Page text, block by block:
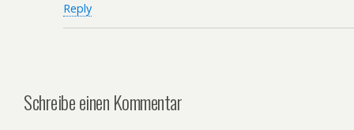
Reply
Schreibe einen Kommentar